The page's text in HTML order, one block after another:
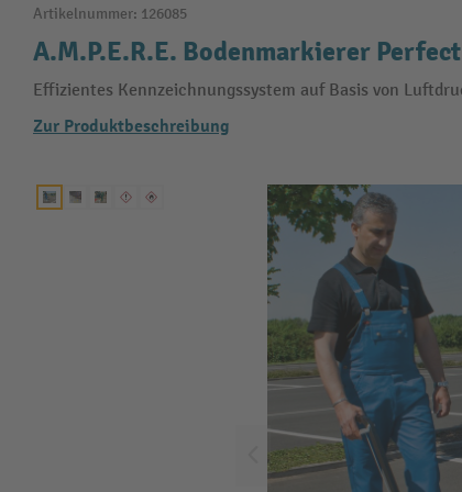
Artikelnummer: 126085
A.M.P.E.R.E. Bodenmarkierer
Effizientes Kennzeichnungssystem auf Basis von
Zur Produktbeschreibung